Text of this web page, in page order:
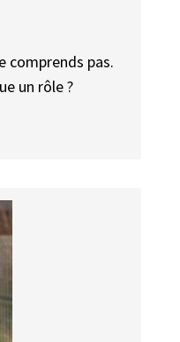
comprends pas.
un rôle ?